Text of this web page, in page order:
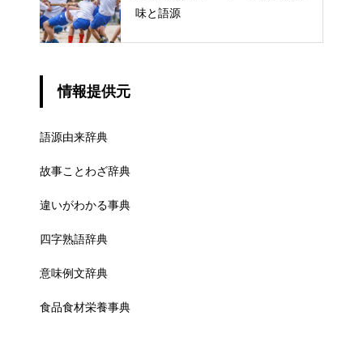
味と語源
情報提供元
語源由来辞典
故事ことわざ辞典
違いがわかる事典
四字熟語辞典
意味例文辞典
食品食材栄養事典